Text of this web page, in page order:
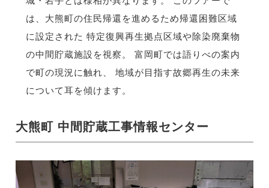
は、大熊町の住民帰還を進めるため帰還困難区域
に設定された 特定復興再生拠点区域や除染廃棄物
の中間貯蔵施設を視察。
富岡町では語りべの案内
で町の現況に触れ、
地域が目指す故郷再生の未来
について耳を傾けます。
大熊町 中間貯蔵工事情報センター